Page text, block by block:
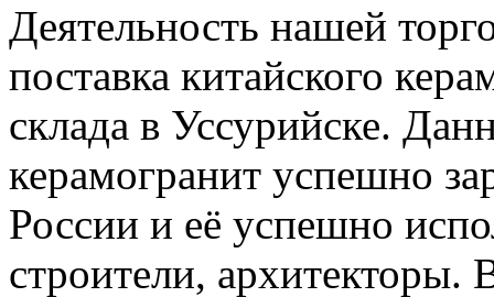
Деятельность нашей
поставка китайского
склада в Уссурийске.
керамогранит успешно
России и её успешно
строители, архитекторы.